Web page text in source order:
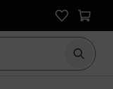
Iniciar